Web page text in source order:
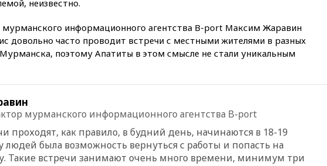
отделались ссадинами и
ушибами
Таджикистан и
07:00 Силы ПВО сбили шесть
БПЛА ВСУ, летевших на
Москву
06:25Золото подорожало до
$4350 за тройскую унцию
неизвестно.
мурманского информационного агентства B-port Максим Жаравин
довольно часто проводит встречи с местными жителями в разных
поэтому Апатиты в этом смысле не стали уникальным
мурманского информационного агентства B-port
проходят, как правило, в будний день, начинаются в 18-19
людей была возможность вернуться с работы и попасть на
Такие встречи занимают очень много времени, минимум три